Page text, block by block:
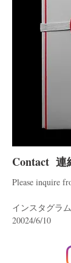
Contact 連
Please inquire
インスタグラ
20024/6/10